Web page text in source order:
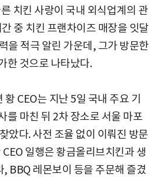
치킨 사랑이 국내 외식업계의 관
중 치킨 프랜차이즈 매장을 잇달
을 적극 알린 가운데, 그가 방문한
한 것으로 나타났다.
CEO는 지난 5일 국내 주요 기
를 마친 뒤 2차 장소로 서울 마포
았다. 사전 조율 없이 이뤄진 방문
일행은 황금올리브치킨과 생
BBQ 레몬보이 등을 주문해 즐겼